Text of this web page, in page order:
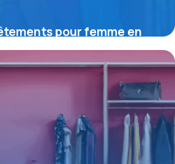
pour femme en
la mode éco-